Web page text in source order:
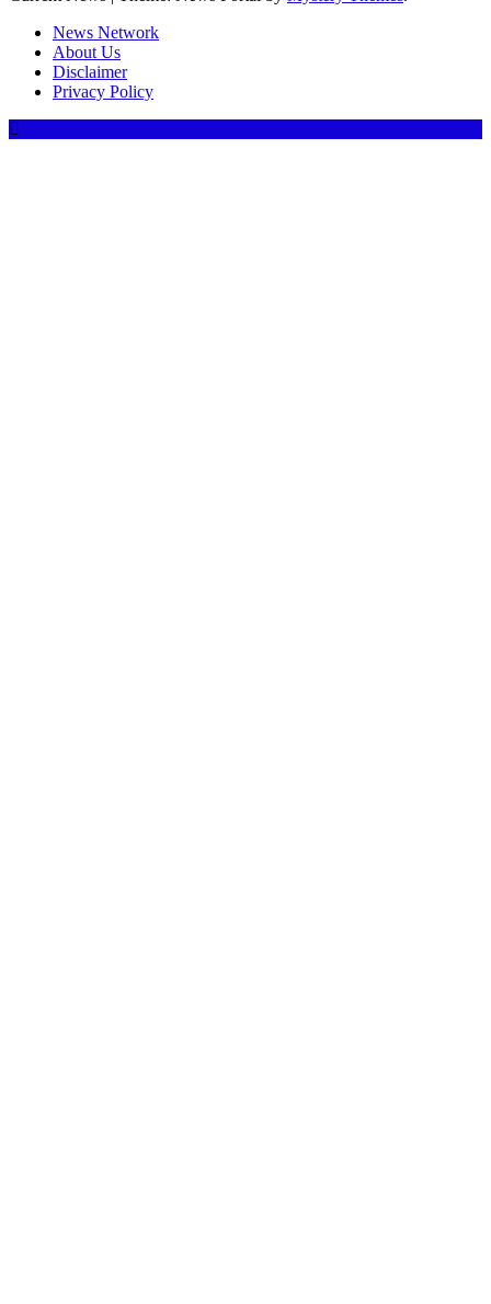
News Network
About Us
Disclaimer
Privacy Policy